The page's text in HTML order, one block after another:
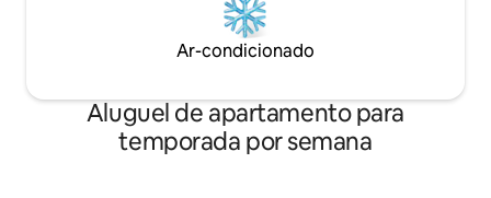
Ar-condicionado
Aluguel de apartamento para
temporada por semana